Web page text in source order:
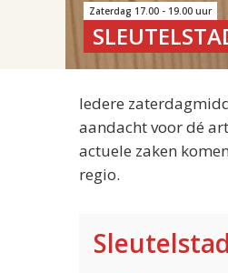
Zaterdag 17.00 - 19.00 uur
Iedere
aandacht voor dé
actuele zaken
regio.